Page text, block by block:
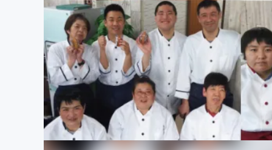
まちづくり・地域活性化